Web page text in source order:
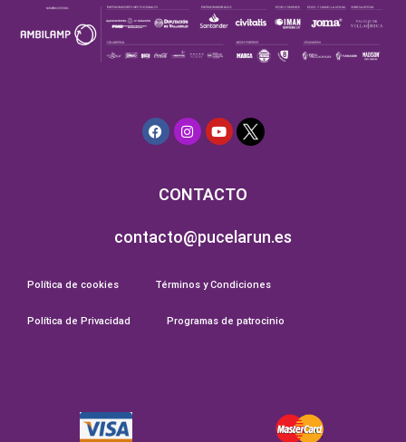
CONTACTO
contacto@pucelarun.es
Política de cookies Términos y Condiciones
Política de Privacidad Programas de patrocinio